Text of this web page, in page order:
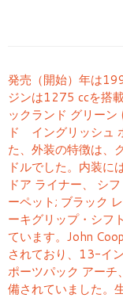
発売（開始）年は
ジンは1275 ccを搭
ックランド グリー
ド イングリッシュ
た、外装の特徴は、
ドルでした。内装に
ドア ライナー、 シ
ーペット; ブラック
ーキグリップ・シフ
ています。John
されており、13-イ
ポーツパック アーチ
備されていました。